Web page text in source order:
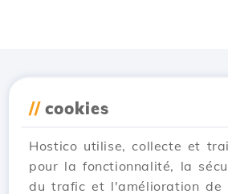
// cookies
Hostico utilise, collecte et
pour la fonctionnalité, la
du trafic et l'amélioration de